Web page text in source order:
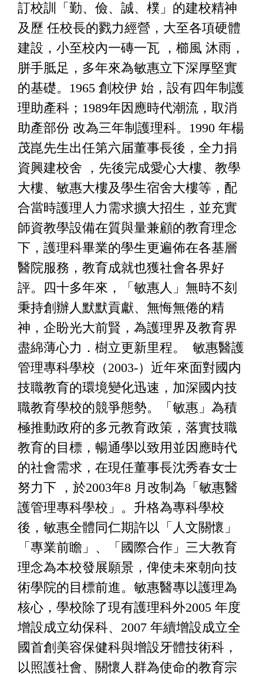
訂校訓「勤、儉、誠、樸」的建校精神
及歷 任校長的戮力經營，大至各項硬體
建設，小至校內一磚一瓦 ，櫛風 沐雨，
胼手胝足，多年來為敏惠立下深厚堅實
的基礎。1965 創校伊 始，設有四年制護
理助產科；1989年因應時代潮流，取消
助產部份 改為三年制護理科。1990 年楊
茂崑先生出任第六届董事長後，全力捐
資興建校舍 ，先後完成愛心大樓、教學
大樓、敏惠大樓及學生宿舍大樓等，配
合當時護理人力需求擴大招生，並充實
師資教學設備在質與量兼顧的教育理念
下，護理科畢業的學生更遍佈在各基層
醫院服務，教育成就也獲社會各界好
評。四十多年來，「敏惠人」無時不刻
秉持創辦人默默貢獻、無悔無倦的精
神，企盼光大前賢，為護理界及教育界
盡綿薄心力．樹立更新里程。 敏惠醫護
管理專科學校（2003-）近年來面對國内
技職教育的環境變化迅速，加深國内技
職教育學校的競爭態勢。「敏惠」為積
極推動政府的多元教育政策，落實技職
教育的目標，暢通學以致用並因應時代
的社會需求，在現任董事長沈秀春女士
努力下 ，於2003年8 月改制為「敏惠醫
護管理專科學校」。升格為專科學校
後，敏惠全體同仁期許以「人文關懷」
「專業前瞻」、「國際合作」三大教育
理念為本校發展願景，俾使未來朝向技
術學院的目標前進。敏惠醫專以護理為
核心，學校除了現有護理科外2005 年度
增設成立幼保科、2007 年續增設成立全
國首創美容保健科與增設牙體技術科，
以照護社會、關懷人群為使命的教育宗